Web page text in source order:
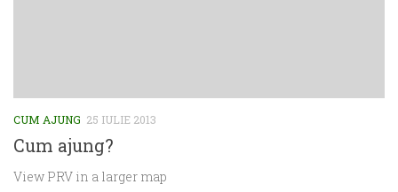
CUM AJUNG 25 IULIE 2013
Cum ajung?
View PRV in a larger map